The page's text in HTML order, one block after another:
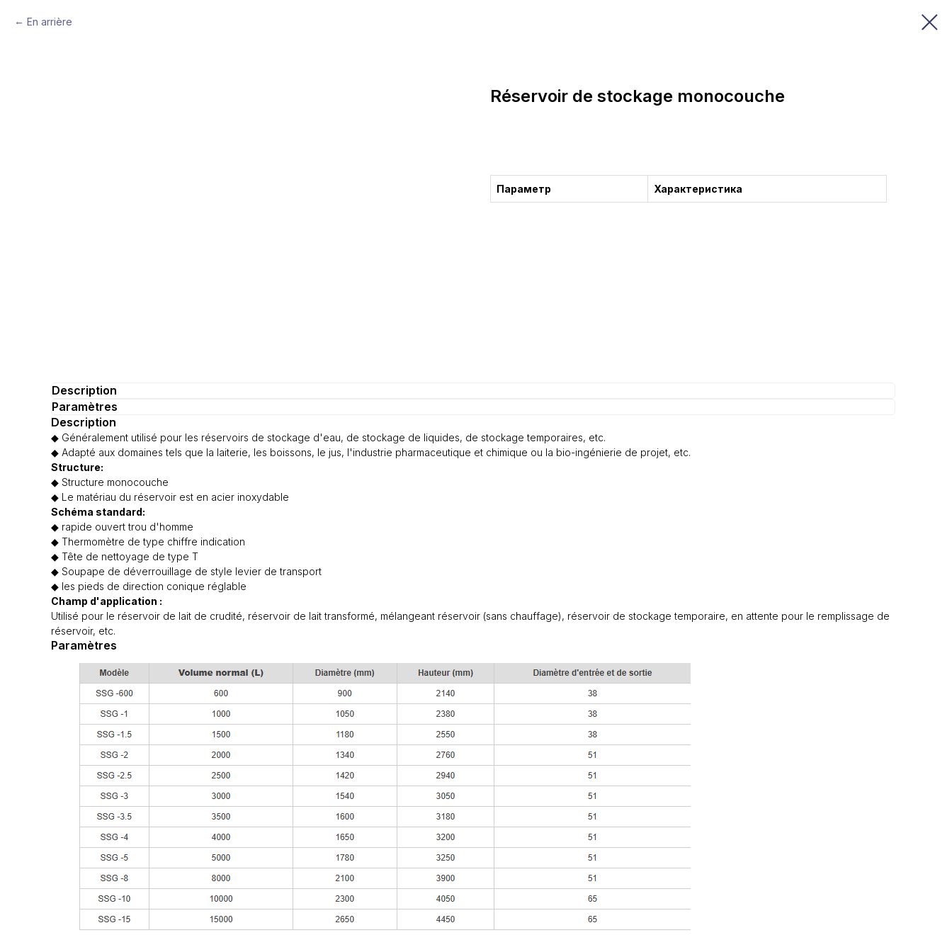
En arrière
Réservoir de stockage monocouche
Параметр Характеристика
Description
Paramètres
Description
◆ Généralement utilisé pour les réservoirs de stockage d'eau, de stockage de liquides, de stockage temporaires, etc.
◆ Adapté aux domaines tels que la laiterie, les boissons, le jus, l'industrie pharmaceutique et chimique ou la bio-ingénierie de projet, etc.
Structure:
◆ Structure monocouche
◆ Le matériau du réservoir est en acier inoxydable
Schéma standard:
◆ rapide ouvert trou d'homme
◆ Thermomètre de type chiffre indication
◆ Tête de nettoyage de type T
◆ Soupape de déverrouillage de style levier de transport
◆ les pieds de direction conique réglable
Champ d'application :
Utilisé pour le réservoir de lait de crudité, réservoir de lait transformé, mélangeant réservoir (sans chauffage), réservoir de stockage temporaire, en attente pour le remplissage de
réservoir, etc.
Paramètres